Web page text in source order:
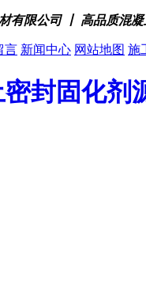
有限公司 丨 高品质混
言 新闻中心 网站地图 施